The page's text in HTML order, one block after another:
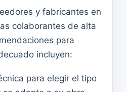
y fabricantes en
colaborantes de alta
para
incluyen:
para elegir el tipo